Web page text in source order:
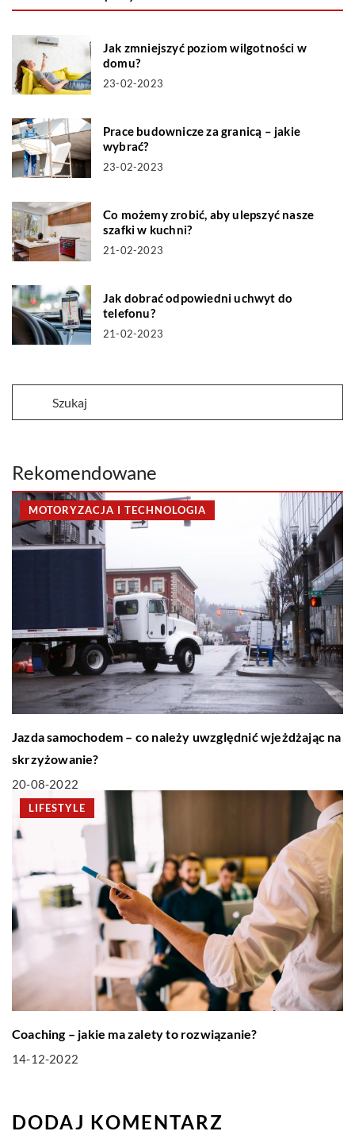
Jak zmniejszyć poziom wilgotności w
domu?
23-02-2023
Prace budownicze za granicą – jakie
wybrać?
23-02-2023
Co możemy zrobić, aby ulepszyć nasze
szafki w kuchni?
21-02-2023
Jak dobrać odpowiedni uchwyt do
telefonu?
21-02-2023
Rekomendowane
MOTORYZACJA I TECHNOLOGIA
Jazda samochodem – co należy uwzględnić wjeżdżając na
skrzyżowanie?
20-08-2022
LIFESTYLE
Coaching – jakie ma zalety to rozwiązanie?
14-12-2022
DODAJ KOMENTARZ